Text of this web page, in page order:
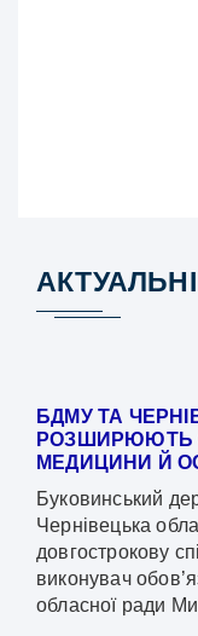
БДМУ ТА
РОЗШИРЮЮТЬ
МЕДИЦИНИ Й
Буковинський
Чернівецька
довгострокову
виконувач
обласної ради